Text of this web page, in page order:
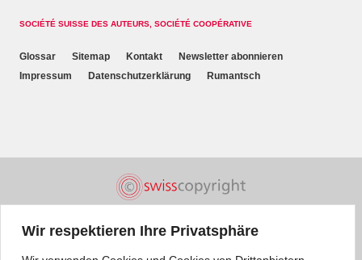
Wir respektieren Ihre Privatsphäre
SOCIÉTÉ SUISSE DES AUTEURS, SOCIÉTÉ COOPÉRATIVE
Glossar Sitemap Kontakt
Newsletter abonnieren
Impressum
Datenschutzerklärung Rumantsch